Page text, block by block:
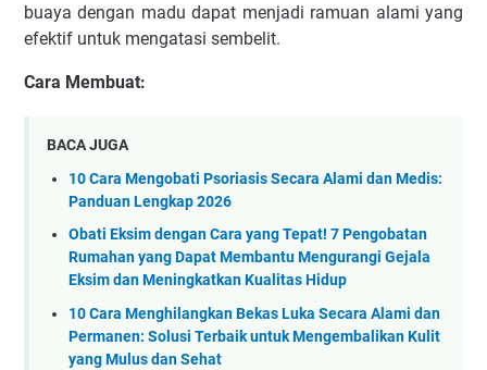
buaya dengan madu dapat menjadi ramuan alami yang
efektif untuk mengatasi sembelit.
Cara Membuat:
BACA JUGA
10 Cara Mengobati Psoriasis Secara Alami dan Medis:
Panduan Lengkap 2026
Obati Eksim dengan Cara yang Tepat! 7 Pengobatan
Rumahan yang Dapat Membantu Mengurangi Gejala
Eksim dan Meningkatkan Kualitas Hidup
10 Cara Menghilangkan Bekas Luka Secara Alami dan
Permanen: Solusi Terbaik untuk Mengembalikan Kulit
yang Mulus dan Sehat